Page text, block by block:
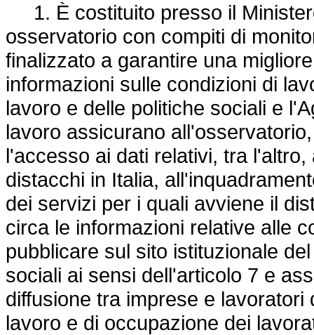
1. È costituito presso il
osservatorio con compiti di
finalizzato a garantire una
informazioni sulle condizioni di
lavoro e delle politiche sociali e
lavoro assicurano
l'accesso ai dati relativi, tra
distacchi in Italia,
dei servizi per i quali avviene il
circa le informazioni relative alle
pubblicare sul sito istituzionale
sociali ai sensi dell'articolo 7 e
diffusione tra imprese e
lavoro e di occupazione dei